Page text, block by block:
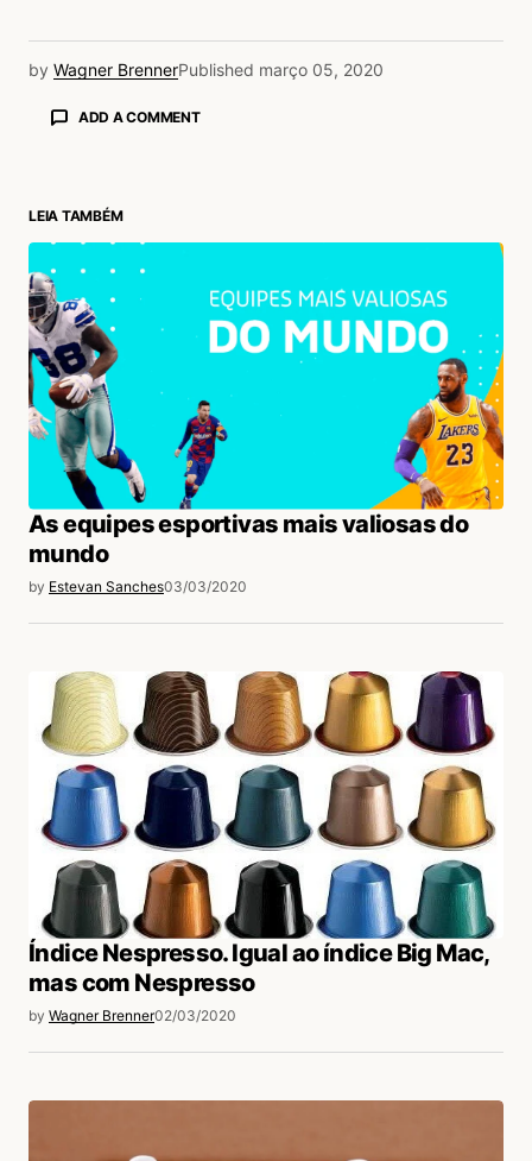
by Wagner BrennerPublished março 05, 2020
ADD A COMMENT
LEIA TAMBÉM
As equipes esportivas mais valiosas do
mundo
by Estevan Sanches03/03/2020
Índice Nespresso. Igual ao índice Big Mac,
mas com Nespresso
by Wagner Brenner02/03/2020